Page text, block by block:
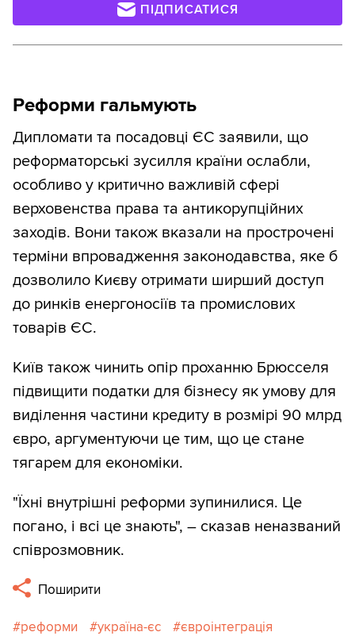
ПІДПИСАТИСЯ
Реформи гальмують
Дипломати та посадовці ЄС заявили, що
реформаторські зусилля країни ослабли,
особливо у критично важливій сфері
верховенства права та антикорупційних
заходів. Вони також вказали на прострочені
терміни впровадження законодавства, яке б
дозволило Києву отримати ширший доступ
до ринків енергоносіїв та промислових
товарів ЄС.
Київ також чинить опір проханню Брюсселя
підвищити податки для бізнесу як умову для
виділення частини кредиту в розмірі 90 млрд
євро, аргументуючи це тим, що це стане
тягарем для економіки.
"Їхні внутрішні реформи зупинилися. Це
погано, і всі це знають", – сказав неназваний
співрозмовник.
Поширити
реформи україна-єс євроінтеграція